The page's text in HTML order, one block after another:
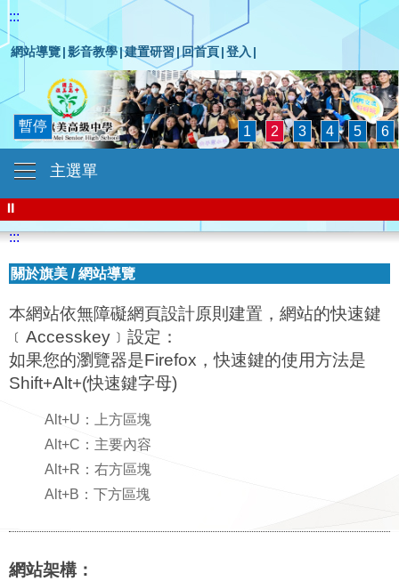
:::
網站導覽|影音教學|建置研習|回首頁|登入 |
暫停 1 2 3 4 5 6
主選單
⏸
:::
關於旗美 /網站導覽
本網站依無障礙網頁設計原則建置，網站的快速鍵
﹝Accesskey﹞設定：
如果您的瀏覽器是Firefox，快速鍵的使用方法是
Shift+Alt+(快速鍵字母)
Alt+U：上方區塊
Alt+C：主要內容
Alt+R：右方區塊
Alt+B：下方區塊
網站架構：